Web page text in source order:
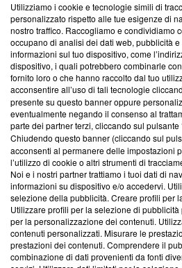
Questa sezione offre informazioni
News, sui nostri processi editoriali e
creare news di qualità. Inoltre,
‘Trust Project - News with Integrity’
ancora membro del programma, ma
parte; Trust Project non ha ancora
conformità agli standard.
Su di noi
Team editoriale
Corporate
Redazione
Informativa Privacy
Cookie Policy
Utilizziamo i cookie e tecnologie simili di
personalizzato rispetto alle tue esigenze di
nostro traffico. Raccogliamo e condividiamo
occupano di analisi dei dati web, pubblicità
informazioni sul tuo dispositivo, come
dispositivo, i quali potrebbero combinarle
fornito loro o che hanno raccolto dal tuo
acconsentire all’uso di tali tecnologie
presente su questo banner oppure
eventualmente negando il consenso al
parte dei partner terzi, cliccando sul pulsante
Chiudendo questo banner (cliccando sul
acconsenti al permanere delle impostazioni
l’utilizzo di cookie o altri strumenti di
Noi e i nostri partner trattiamo i tuoi dati di
informazioni su dispositivo e/o accedervi.
selezione della pubblicità. Creare profili per
Utilizzare profili per la selezione di
per la personalizzazione dei contenuti.
contenuti personalizzati. Misurare le
prestazioni dei contenuti. Comprendere il
combinazione di dati provenienti da fonti